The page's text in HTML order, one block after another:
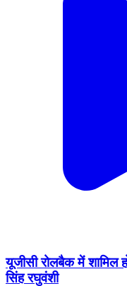
यूजीसी रोलबैक में शामिल
सिंह रघुवंशी